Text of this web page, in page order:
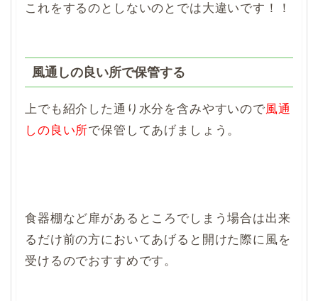
これをするのとしないのとでは大違いです！！
風通しの良い所で保管する
上でも紹介した通り水分を含みやすいので風通
しの良い所で保管してあげましょう。
食器棚など扉があるところでしまう場合は出来
るだけ前の方においてあげると開けた際に風を
受けるのでおすすめです。